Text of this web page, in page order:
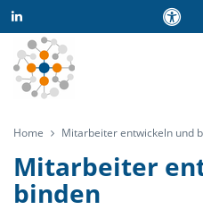
Home Mitarbeiter entwickeln und
Mitarbeiter
binden